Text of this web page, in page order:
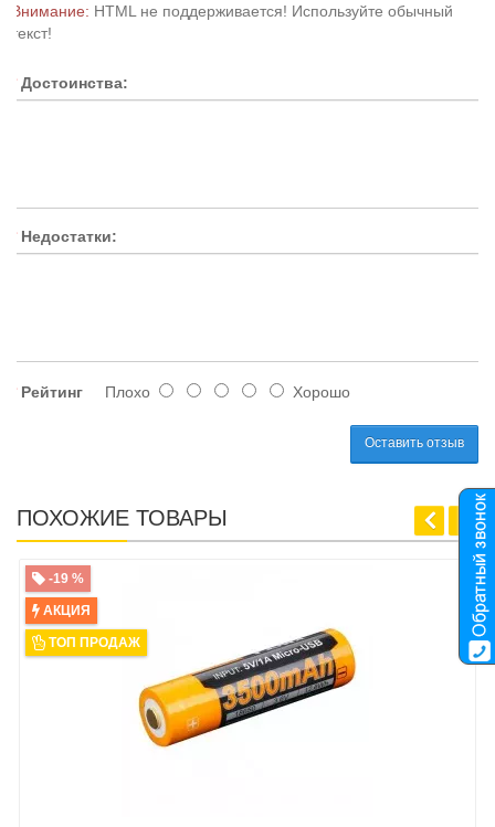
Внимание: HTML не поддерживается! Используйте обычный
текст!
Достоинства:
Недостатки:
Рейтинг Плохо Хорошо
Оставить отзыв
ПОХОЖИЕ ТОВАРЫ
-19 %
АКЦИЯ
ТОП ПРОДАЖ